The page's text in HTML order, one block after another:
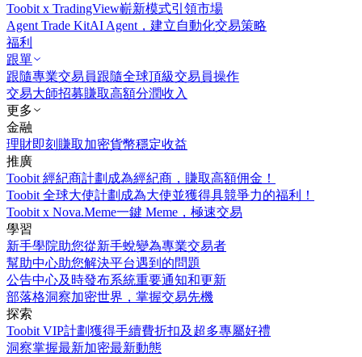
Toobit x TradingView嶄新模式引領市場
Agent Trade KitAI Agent，建立自動化交易策略
福利
跟單
跟隨專業交易員跟隨全球頂級交易員操作
交易大師招募賺取高額分潤收入
更多
金融
理財即刻賺取加密貨幣穩定收益
推廣
Toobit 經紀商計劃 成為經紀商，賺取高額佣金！
Toobit 全球大使計劃 成為大使並獲得具競爭力的福利！
Toobit x Nova.Meme一鍵 Meme，極速交易
學習
新手學院助您從新手蛻變為專業交易者
幫助中心助您解決平台遇到的問題
公告中心及時發布系統重要通知和更新
部落格洞察加密世界，掌握交易先機
探索
Toobit VIP計劃獲得手續費折扣及超多專屬好禮
洞察掌握最新加密最新動態